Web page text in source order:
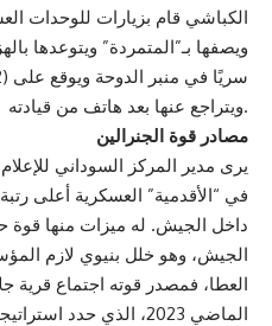
الكباشي قام بزيارات للوحدات
ويصفها بـ”المتمردة” ويتوعدها
ويتراجع عنها بعد هاتف من قيادته.
مصادر قوة الجنرالين
يرى مدير المركز السوداني
في “الأقدمية” العسكرية أعلى
داخل الجيش. له ميزات منها قوة
الجيش، وهو خلل بنيوي لازم
العطا، فمصدر قوته اجتماع قرية
الماضي 2023، الذي حدد